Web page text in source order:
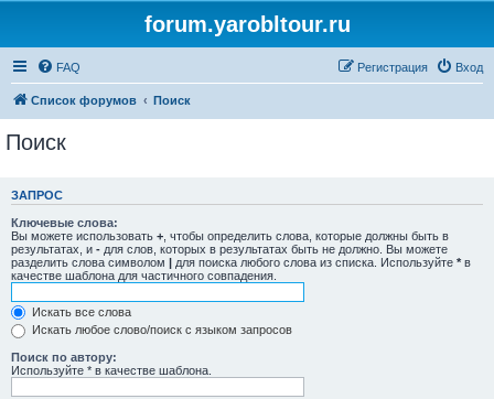
forum.yarobltour.ru
FAQ Вход
Регистрация
Список форумов Поиск
Поиск
ЗАПРОС
Ключевые слова:
Вы можете использовать + , чтобы определить слова, которые должны быть в
результатах, и - для слов, которых в результатах быть не должно. Вы можете
разделить слова символом | для поиска любого слова из списка. Используйте * в
качестве шаблона для частичного совпадения.
Искать все слова
Искать любое слово/поиск с языком запросов
Поиск по автору:
Используйте * в качестве шаблона.